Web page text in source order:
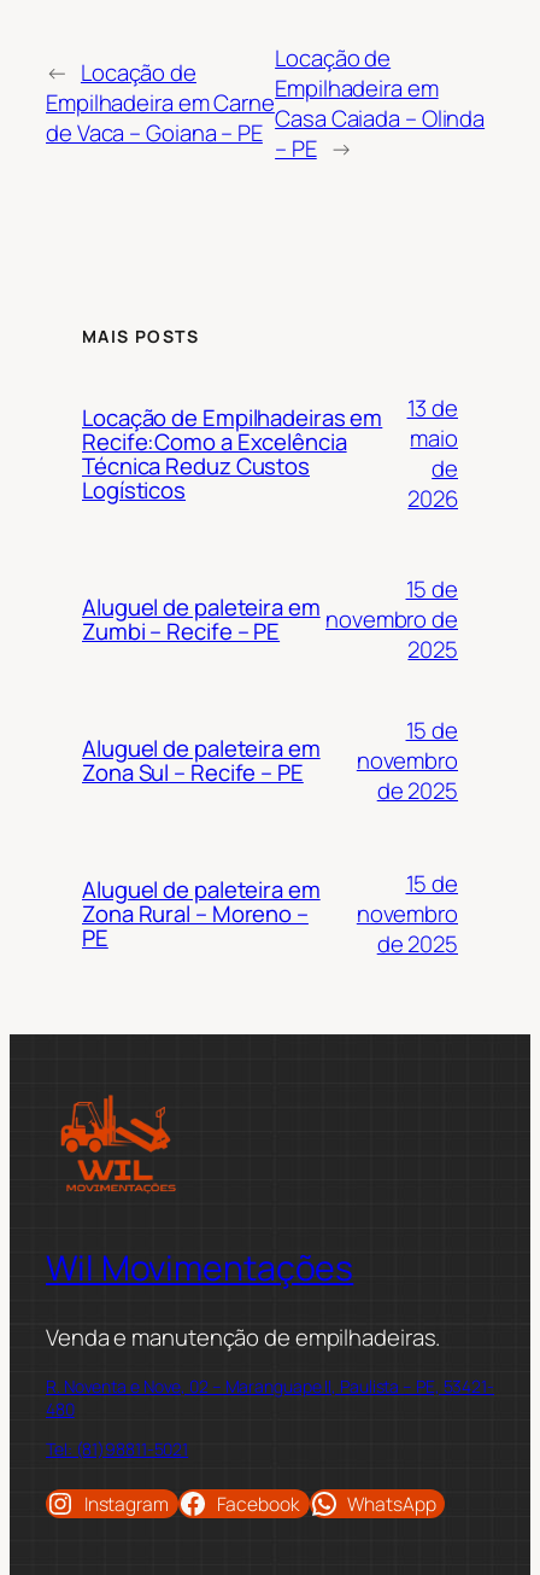
← Locação de
Empilhadeira em Carne
de Vaca – Goiana – PE
Locação de
Empilhadeira em
Casa Caiada – Olinda
– PE →
MAIS POSTS
Locação de Empilhadeiras em
Recife:Como a Excelência
Técnica Reduz Custos
Logísticos
13 de
maio
de
2026
Aluguel de paleteira em
Zumbi – Recife – PE
15 de
novembro de
2025
Aluguel de paleteira em
Zona Sul – Recife – PE
15 de
novembro
de 2025
Aluguel de paleteira em
Zona Rural – Moreno –
PE
15 de
novembro
de 2025
Wil Movimentações
Venda e manutenção de empilhadeiras.
R. Noventa e Nove, 02 – Maranguape II, Paulista – PE, 53421-
480
Tel: (81)98811-5021
Instagram Facebook WhatsApp